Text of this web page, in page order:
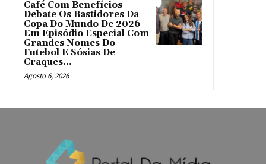
Café Com Benefícios
Debate Os Bastidores Da
Copa Do Mundo De 2026
Em Episódio Especial Com
Grandes Nomes Do
Futebol E Sósias De
Craques...
Agosto 6, 2026